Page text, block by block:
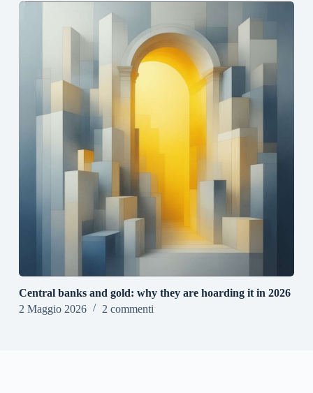
Central banks and gold: why they are hoarding it in 2026
2 Maggio 2026
2 commenti